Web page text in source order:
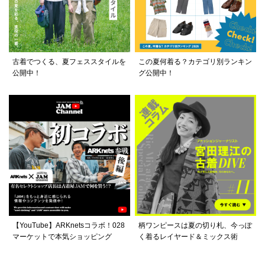
古着でつくる、夏フェススタイルを
公開中！
この夏何着る？カテゴリ別ランキン
グ公開中！
【YouTube】ARKnetsコラボ！028
マーケットで本気ショッピング
柄ワンピースは夏の切り札、今っぽ
く着るレイヤード＆ミックス術